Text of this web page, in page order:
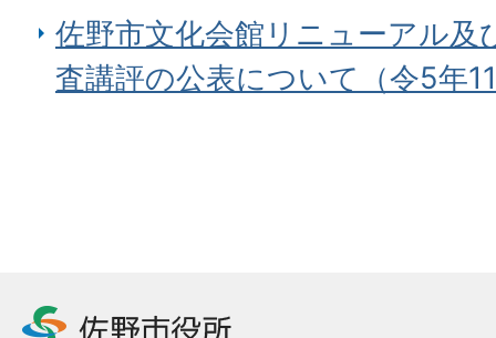
佐野市文化会館リニューアル及
査講評の公表について（令5年